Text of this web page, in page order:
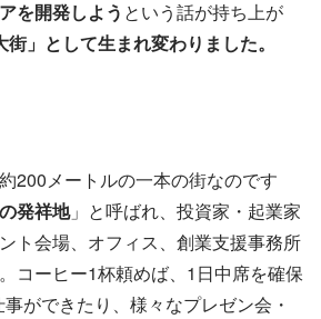
を開発しよう という話が持ち上が
」として生まれ変わりました。
200メートルの一本の街なのです
発祥地」と呼ばれ、投資家・起業家
ト会場、オフィス、創業支援事務所
コーヒー1杯頼めば、1日中席を確保
ができたり、様々なプレゼン会・